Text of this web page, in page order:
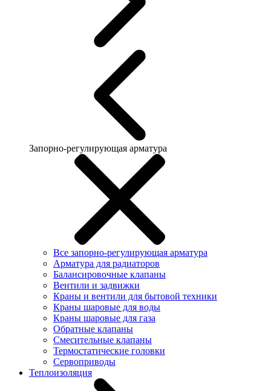
Запорно-регулирующая арматура
Все запорно-регулирующая арматура
Арматура для радиаторов
Балансировочные клапаны
Вентили и задвижки
Краны и вентили для бытовой техники
Краны шаровые для воды
Краны шаровые для газа
Обратные клапаны
Смесительные клапаны
Термостатические головки
Сервоприводы
Теплоизоляция